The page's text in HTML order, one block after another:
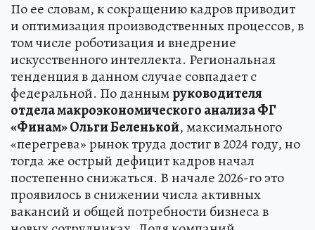
По ее словам, к сокращению кадров приводит
и оптимизация производственных процессов, в
том числе роботизация и внедрение
искусственного интеллекта. Региональная
тенденция в данном случае совпадает с
федеральной. По даннымруководителя
отдела макроэкономического анализа ФГ
«Финам» Ольги Беленькой, максимального
«перегрева» рынок труда достиг в 2024 году, но
тогда же острый дефицит кадров начал
постепенно снижаться. В начале 2026-го это
проявилось в снижении числа активных
вакансий и общей потребности бизнеса в